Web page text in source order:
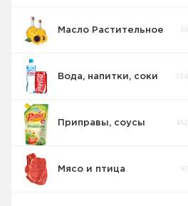
Масло Растительное 39
Вода, напитки, соки 334
Приправы, соусы 452
Мясо и птица 87